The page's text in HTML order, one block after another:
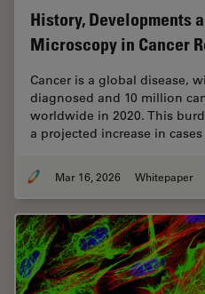
History, Developments
Microscopy in Cancer
Cancer is a global disease,
diagnosed and 10 million
worldwide in 2020. This
a projected increase in
Mar 16, 2026 Whitepaper